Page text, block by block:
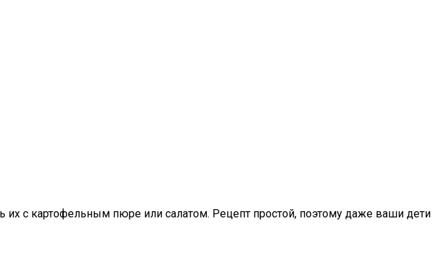
с картофельным пюре или салатом. Рецепт простой, поэтому даже ваши дети